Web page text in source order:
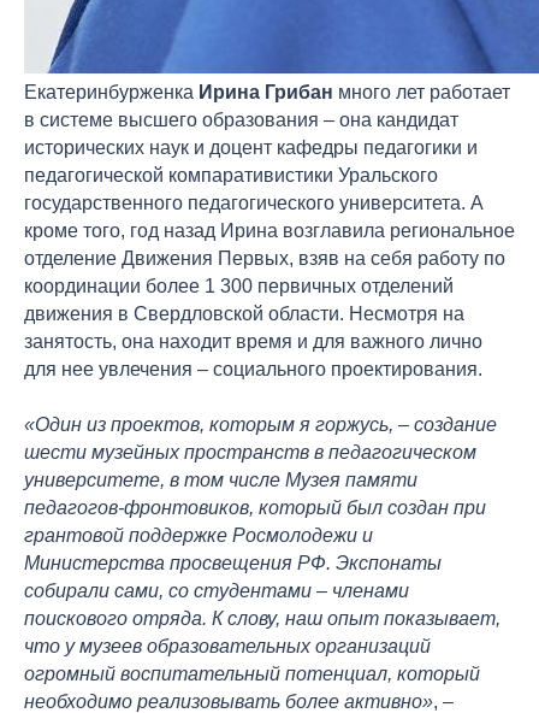
Екатеринбурженка Ирина Грибан много лет работает
в системе высшего образования – она кандидат
исторических наук и доцент кафедры педагогики и
педагогической компаративистики Уральского
государственного педагогического университета. А
кроме того, год назад Ирина возглавила региональное
отделение Движения Первых, взяв на себя работу по
координации более 1 300 первичных отделений
движения в Свердловской области. Несмотря на
занятость, она находит время и для важного лично
для нее увлечения – социального проектирования.
«Один из проектов, которым я горжусь, – создание
шести музейных пространств в педагогическом
университете, в том числе Музея памяти
педагогов-фронтовиков, который был создан при
грантовой поддержке Росмолодежи и
Министерства просвещения РФ. Экспонаты
собирали сами, со студентами – членами
поискового отряда. К слову, наш опыт показывает,
что у музеев образовательных организаций
огромный воспитательный потенциал, который
необходимо реализовывать более активно», –